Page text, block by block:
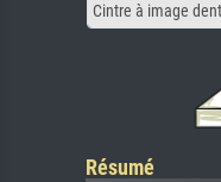
Cintre à image
Résumé